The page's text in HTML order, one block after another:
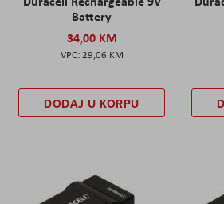
Battery
34,00 KM
29,06 KM
DODAJ U KORPU